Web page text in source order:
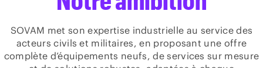
SOVAM met son expertise industrielle au service des
acteurs civils et militaires, en proposant une offre
complète d’équipements neufs, de services sur mesure